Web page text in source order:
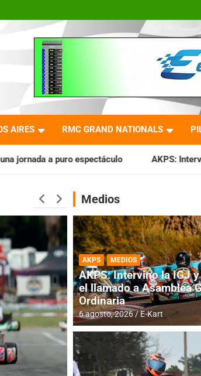
AIRES RMC GRAND NATIONALS
AKPS: Intervino la IGJ y oficializó el
DESTACADA INFORME CENTRAL
Medios
AKPS MEDIOS
AKPS: Intervino la IGJ
el llamado a Asamblea
Ordinaria
6 agosto, 2026 E-Kart